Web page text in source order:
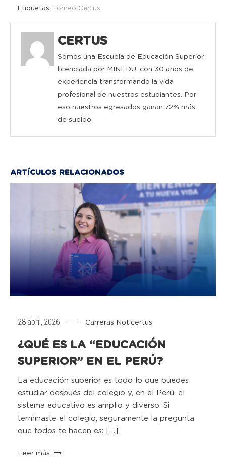
Etiquetas Torneo Certus
CERTUS
Somos una Escuela de Educación Superior
licenciada por MINEDU, con 30 años de
experiencia transformando la vida
profesional de nuestros estudiantes. Por
eso nuestros egresados ganan 72% más
de sueldo.
ARTÍCULOS RELACIONADOS
28 abril, 2026 Carreras Noticertus
¿QUÉ ES LA “EDUCACIÓN
SUPERIOR” EN EL PERÚ?
La educación superior es todo lo que puedes
estudiar después del colegio y, en el Perú, el
sistema educativo es amplio y diverso. Si
terminaste el colegio, seguramente la pregunta
que todos te hacen es: […]
Leer más